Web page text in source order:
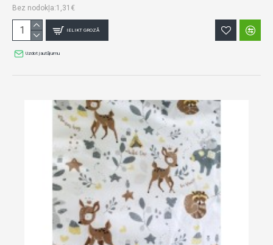
Bez nodokļa:1,31€
IELIKT GROZĀ
Uzdot jautājumu